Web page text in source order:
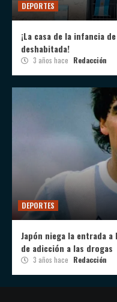
DEPORTES
¡La casa de la infancia
deshabitada!
3 años hace Redacción
DEPORTES
Japón niega la entrada
de adicción a las drogas
3 años hace Redacción